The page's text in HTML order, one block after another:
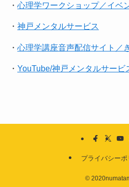
・ 心理学ワークショップ／イベ
・ 神戸メンタルサービス
・ 心理学講座音声配信サイト／
・ YouTube/神戸メンタルサービ
プライバシーポ
©